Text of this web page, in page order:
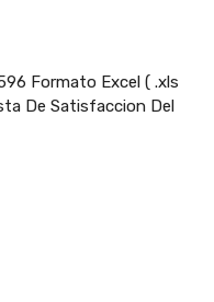
Formato Excel ( .xls
De Satisfaccion Del